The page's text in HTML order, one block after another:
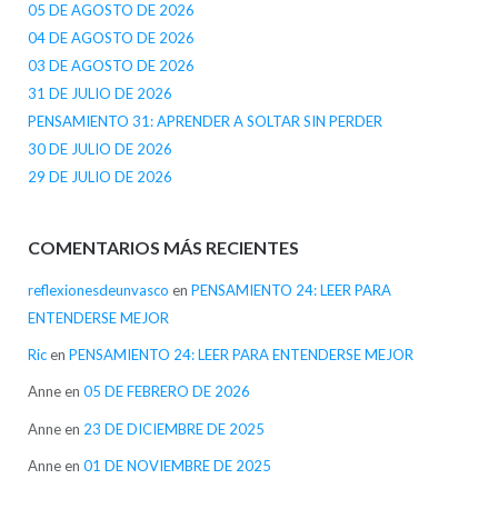
05 DE AGOSTO DE 2026
04 DE AGOSTO DE 2026
03 DE AGOSTO DE 2026
31 DE JULIO DE 2026
PENSAMIENTO 31: APRENDER A SOLTAR SIN PERDER
30 DE JULIO DE 2026
29 DE JULIO DE 2026
COMENTARIOS MÁS RECIENTES
reflexionesdeunvasco en PENSAMIENTO 24: LEER PARA
ENTENDERSE MEJOR
Ricen PENSAMIENTO 24: LEER PARA ENTENDERSE MEJOR
Anneen 05 DE FEBRERO DE 2026
Anneen 23 DE DICIEMBRE DE 2025
Anneen 01 DE NOVIEMBRE DE 2025